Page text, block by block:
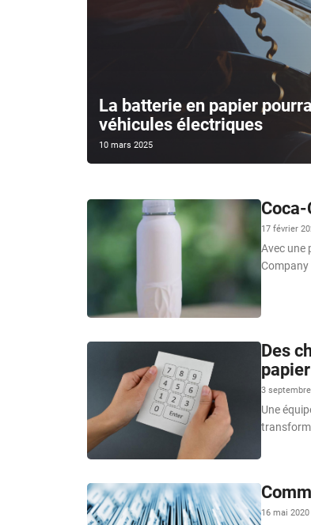
La batterie en papier
véhicules électriques
10 mars 2025
17 février
Avec une
Company
Des
3
Une
16 mai 2020